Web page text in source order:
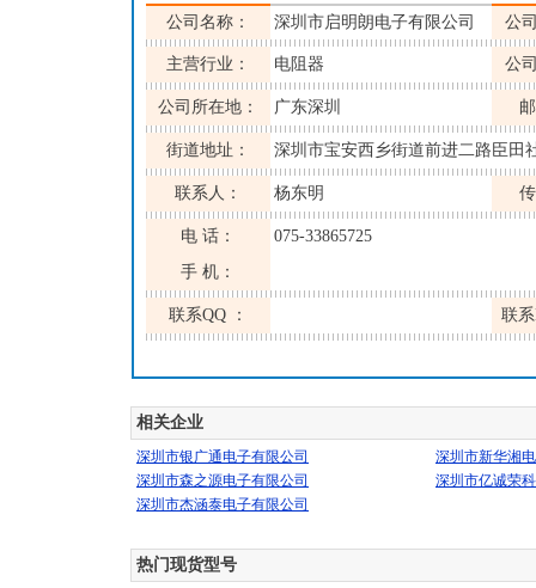
公司名称： 深圳市启明朗电子有限公司 公
主营行业： 电阻器 公
公司所在地： 广东深圳
街道地址： 深圳市宝安西乡街道前进二路臣田
联系人： 杨东明
电 话：
075-33865725
手 机：
联系QQ ： 联
相关企业
深圳市银广通电子有限公司
深圳市新华湘
深圳市森之源电子有限公司
深圳市亿诚荣
深圳市杰涵泰电子有限公司
热门现货型号